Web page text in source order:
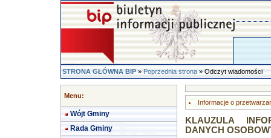
STRONA GŁÓWNA BIP»Poprzednia strona» Odczyt wiadomości
Menu:
Wójt Gminy
Rada Gminy
Informacje o
KLAUZULA
DANYCH